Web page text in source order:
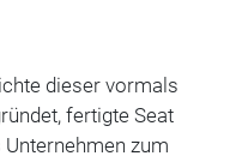
dieser vormals
fertigte Seat
zum